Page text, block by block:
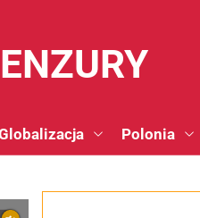
Polonia